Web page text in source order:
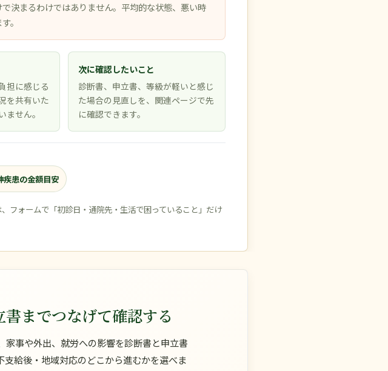
決まるわけではありません。平均的な状態、悪い時
。
担に感じる
を共有いた
ません。
次に確認したいこと
診断書、申立書、等級が軽いと感じ
た場合の見直しを、関連ページで先
に確認できます。
疾患の金額目安
フォームで「初診日・通院先・生活で困っていること」だけ
までつなげて確認する
事や外出、就労への影響を診断書と申立書
給後・地域対応のどこから進むかを選べま